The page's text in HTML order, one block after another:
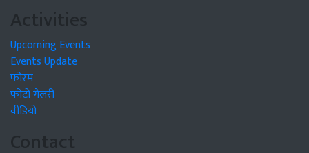
Activities
Upcoming Events
Events Update
फोरम
फोटो गैलरी
वीडियो
Contact